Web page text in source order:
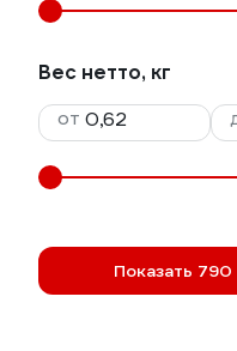
Вес нетто, кг
от
Показать 790